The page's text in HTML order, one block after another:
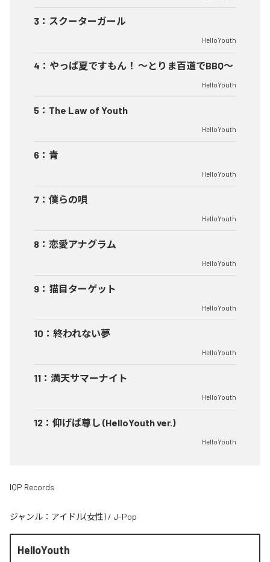
3 ： スクーターガール
HelloYouth
4 ： やっぱ夏ですもん！ 〜とりま百道でBBQ〜
HelloYouth
5 ： The Law of Youth
HelloYouth
6 ： 青
HelloYouth
7 ： 僕らの唄
HelloYouth
8 ： 恋愛アナグラム
HelloYouth
9 ： 猫目ターゲット
HelloYouth
10 ： 終われない夢
HelloYouth
11 ： 満天サマーナイト
HelloYouth
12 ： 仰げば尊し (HelloYouth ver.)
HelloYouth
IQP Records
ジャンル： アイドル(女性) / J-Pop
HelloYouth